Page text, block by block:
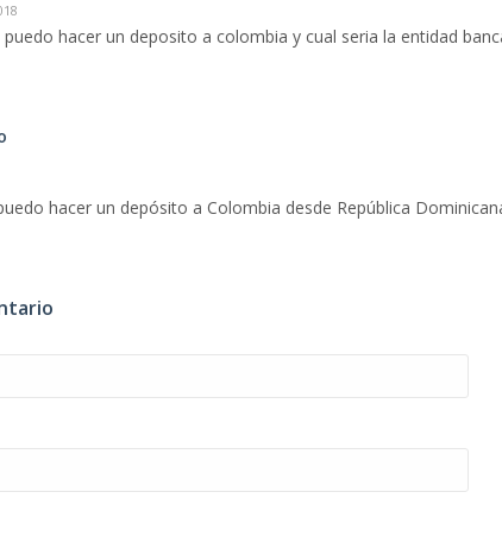
hacer un deposito a colombia y cual seria la entidad
hacer un depósito a Colombia desde República